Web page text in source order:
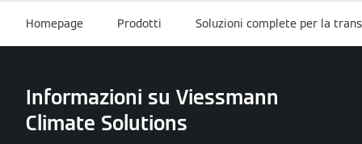
Homepage Prodotti Soluzioni complete per la
Informazioni su Viessmann
Climate Solutions